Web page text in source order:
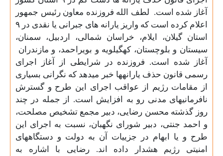
آغاز شده است. لطف الله فروزنده معاون رئیس جمهور
اعلام کرده است که واریز یارانه
های جبرانی یا نقدی در ۹
استان گیلان، ایلام، خراسان شمالی، اردبیل، سمنان،
سیستان و بلوچستان، کهگیلویه و بویراحمد، و مازندران
آغاز شده است. فروزنده در شرایطی از آغاز اجرای
رسمی قانون حذف یارانهها خبر میدهد که نگرانی بسیاری
از مقامات رژیم از عواقب اجرای این طرح و گسترش
نافرمانیهای مدنی رو به افزایش است. از جمله در چند
روز گذشته محسن رضایی، دبیر مجمع تشخیص مصلحت،
و احمد جنتی، دبیر شورای نگهبان، نسبت به اجرای این
طرح و یا ابهام در جزییات آن به دولت و دستگاههای
امنیتی رژیم هشدار داده اند. رضایی با اشاره به